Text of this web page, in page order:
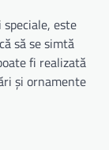
este
să se simtă
fi realizată
și ornamente